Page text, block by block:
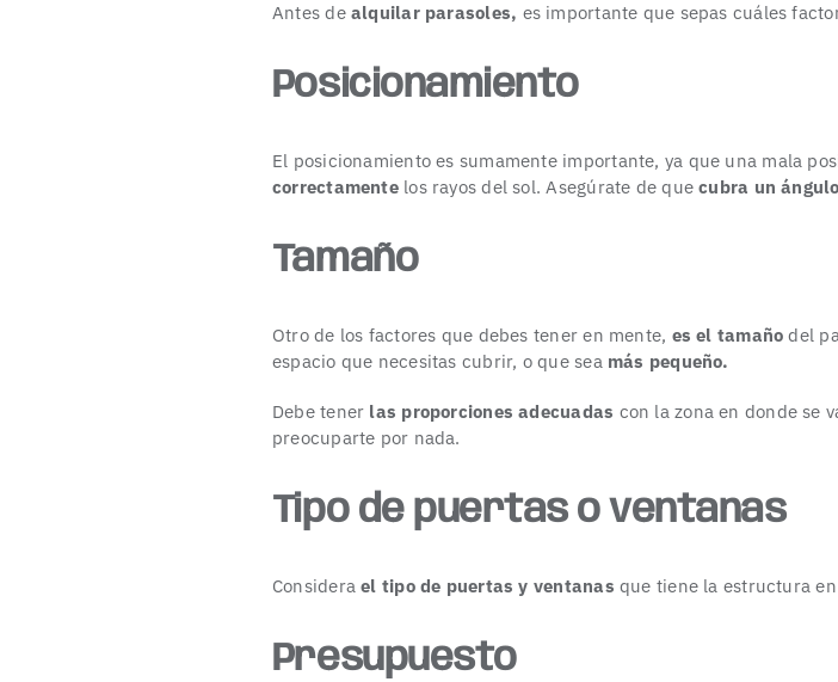
Antes de alquilar parasoles, es importante que sepas cuáles
Posicionamiento
El posicionamiento es sumamente importante, ya que una mala
correctamente los rayos del sol. Asegúrate de quecubra un
Tamaño
Otro de los factores que debes tener en mente, es el tamañodel
espacio que necesitas cubrir, o que sea más pequeño.
Debe tener las proporciones adecuadas con la zona en donde se
preocuparte por nada.
Tipo de puertas o ventanas
Considerael tipo de puertas y ventanas que tiene la estructura
Presupuesto